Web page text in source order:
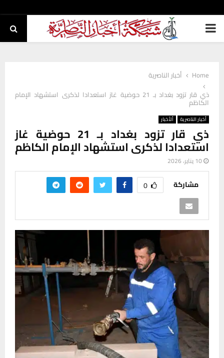
PRIMARY
Home
أخبار الناصرية
ذي قار تزود بغداد بـ 21 حوضية غاز استعدادا لذكرى استشهاد الإمام
الكاظم
أخبار الناصرية ألأخبار
ذي قار تزود بغداد بـ 21 حوضية غاز
استعدادا لذكرى استشهاد الإمام الكاظم
10 يناير، 2026
مشاركة 0